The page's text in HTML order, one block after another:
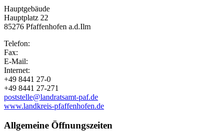
Hauptgebäude
Hauptplatz 22
85276 Pfaffenhofen a.d.Ilm
Telefon:
Fax:
E-Mail:
Internet:
+49 8441 27-0
+49 8441 27-271
poststelle@landratsamt-paf.de
www.landkreis-pfaffenhofen.de
Allgemeine Öffnungszeiten